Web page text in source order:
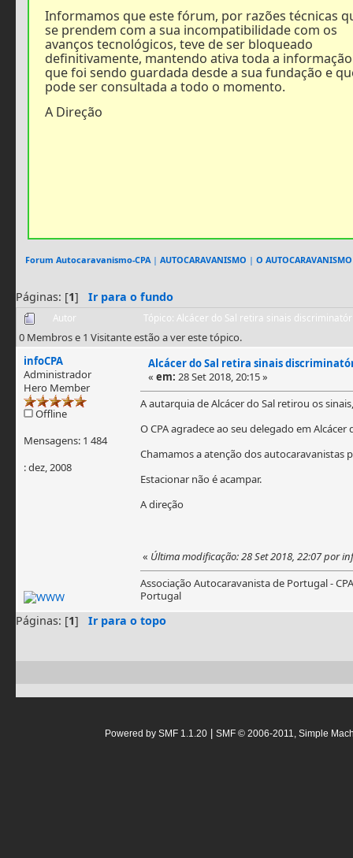
Informamos que este fórum, por razões técnicas
se prendem com a sua incompatibilidade com os
avanços tecnológicos, teve de ser bloqueado
definitivamente, mantendo ativa toda a informação
que foi sendo guardada desde a sua fundação e
pode ser consultada a todo o momento.
A Direção
Forum Autocaravanismo-CPA| AUTOCARAVANISMO | O AUTOCARAVANISMO
Páginas: [1] Ir para o fundo
Autor Tópico: Alcácer do Sal retira sinais
0 Membros e 1 Visitante estão a ver este tópico.
infoCPA
Administrador
Hero Member
Offline
Mensagens: 1 484
: dez, 2008
Alcácer do Sal retira sinais
« em: 28 Set 2018, 20:15 »
A autarquia de Alcácer do Sal retirou os
O CPA agradece ao seu delegado em
Chamamos a atenção dos autocaravanistas
Estacionar não é acampar.
A direção
« Última modificação: 28 Set 2018, 22:07 por
Associação Autocaravanista de Portugal - CPA
Portugal
Páginas: [1] Ir para o topo
Powered by SMF 1.1.20 | SMF © 2006-2011, Simple